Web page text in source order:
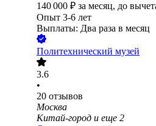
140 000 ₽ за месяц, до
Опыт 3-6 лет
Выплаты: Два раза в месяц
Политехнический музей
3.6
•
20 отзывов
Москва
Китай-город и еще 2